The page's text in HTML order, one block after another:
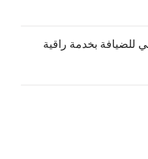
للضيافة بخدمة راقية